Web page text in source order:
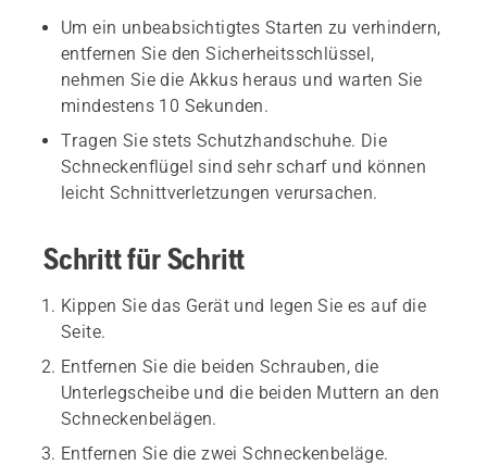
Um ein unbeabsichtigtes Starten zu verhindern,
entfernen Sie den Sicherheitsschlüssel,
nehmen Sie die Akkus heraus und warten Sie
mindestens 10 Sekunden.
Tragen Sie stets Schutzhandschuhe. Die
Schneckenflügel sind sehr scharf und können
leicht Schnittverletzungen verursachen.
Schritt für Schritt
Kippen Sie das Gerät und legen Sie es auf die
Seite.
Entfernen Sie die beiden Schrauben, die
Unterlegscheibe und die beiden Muttern an den
Schneckenbelägen.
Entfernen Sie die zwei Schneckenbeläge.